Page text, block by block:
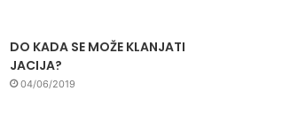
DO KADA SE MOŽE KLANJATI
JACIJA?
04/06/2019